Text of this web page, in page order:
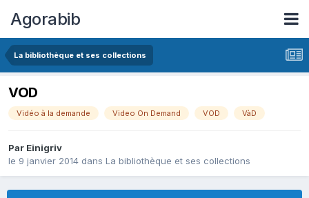
Agorabib
La bibliothèque et ses collections
VOD
Vidéo à la demande Video On Demand VOD VàD
Par Einigriv
le 9 janvier 2014 dans La bibliothèque et ses collections